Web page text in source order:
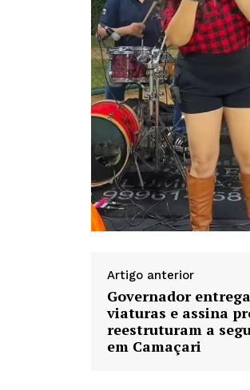
Artigo anterior
Governador
viaturas e assina
reestruturam a
em Camaçari